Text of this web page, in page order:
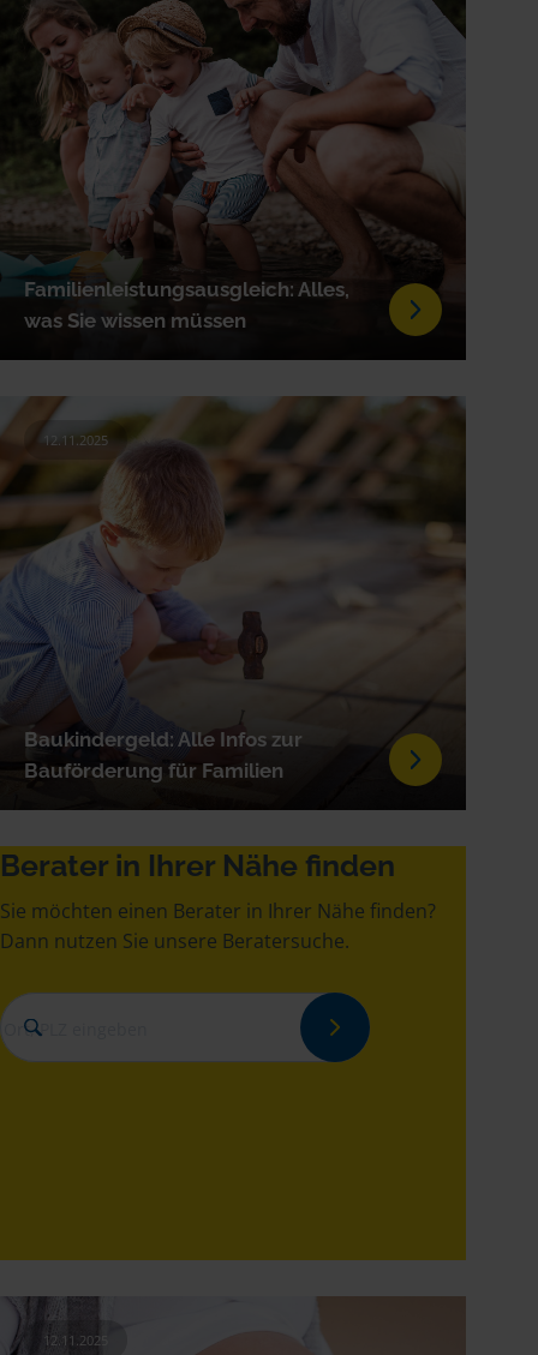
Familienleistungsausgleich: Alles,
was Sie wissen müssen
Baukindergeld: Alle Infos zur
Bauförderung für Familien
12.11.2025
Berater in Ihrer Nähe finden
Sie möchten einen Berater in Ihrer Nähe finden?
Dann nutzen Sie unsere Beratersuche.
12.11.2025